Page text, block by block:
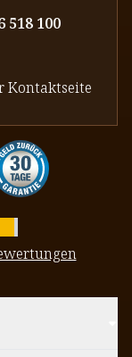
518 100
Kontaktseite